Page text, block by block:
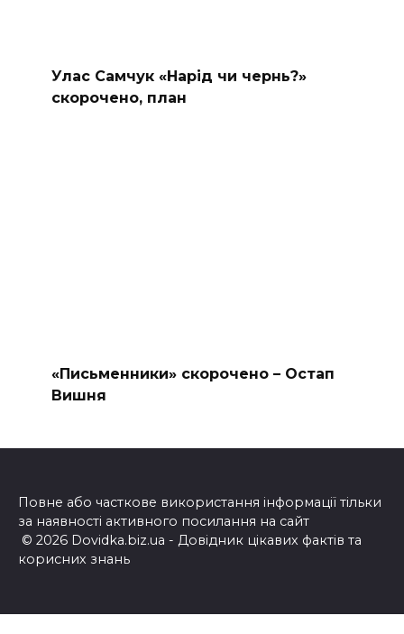
Улас Самчук «Нарід чи чернь?»
скорочено, план
«Письменники» скорочено – Остап
Вишня
Повне або часткове використання інформації тільки
за наявності активного посилання на сайт
© 2026 Dovidka.biz.ua - Довідник цікавих фактів та
корисних знань